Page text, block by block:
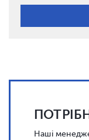
Наші